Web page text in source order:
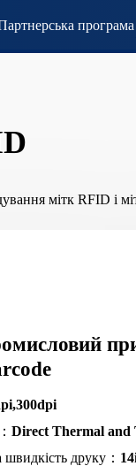
програма
мітк RFID і
Direct Thermal and
друку：